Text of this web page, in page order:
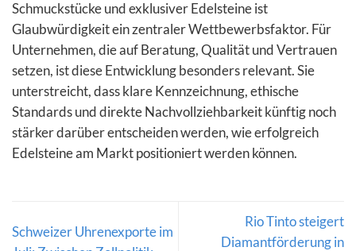
Schmuckstücke und exklusiver Edelsteine ist
Glaubwürdigkeit ein zentraler Wettbewerbsfaktor. Für
Unternehmen, die auf Beratung, Qualität und Vertrauen
setzen, ist diese Entwicklung besonders relevant. Sie
unterstreicht, dass klare Kennzeichnung, ethische
Standards und direkte Nachvollziehbarkeit künftig noch
stärker darüber entscheiden werden, wie erfolgreich
Edelsteine am Markt positioniert werden können.
Schweizer Uhrenexporte im
Rio Tinto steigert
Diamantförderung in